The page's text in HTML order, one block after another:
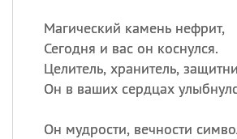
Магический камень нефрит,
Сегодня и вас он коснулся.
Целитель, хранитель,
Он в ваших сердцах
Он мудрости, вечности